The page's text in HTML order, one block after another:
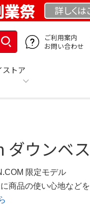
祭 詳しくは
ご利用案内
お問い合わせ
ストア
ダウンベ
限定モデル
商品の使い心地など